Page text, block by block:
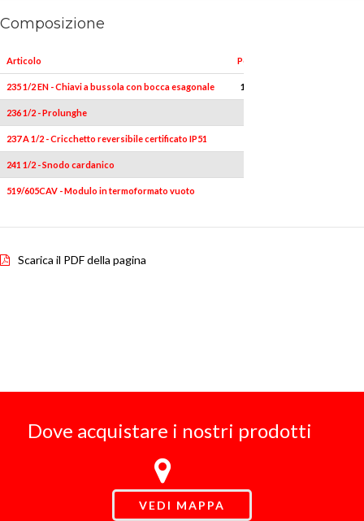
Composizione
Articolo Pezzi
235 1/2 EN - Chiavi a bussola con bocca esagonale 16
236 1/2 - Prolunghe
237 A 1/2 - Cricchetto reversibile certificato IP51
241 1/2 - Snodo cardanico
519/605CAV - Modulo in termoformato vuoto
Scarica il PDF della pagina
Dove acquistare i nostri prodotti
VEDI MAPPA